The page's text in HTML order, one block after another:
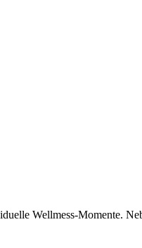
Wellmess-Momente.